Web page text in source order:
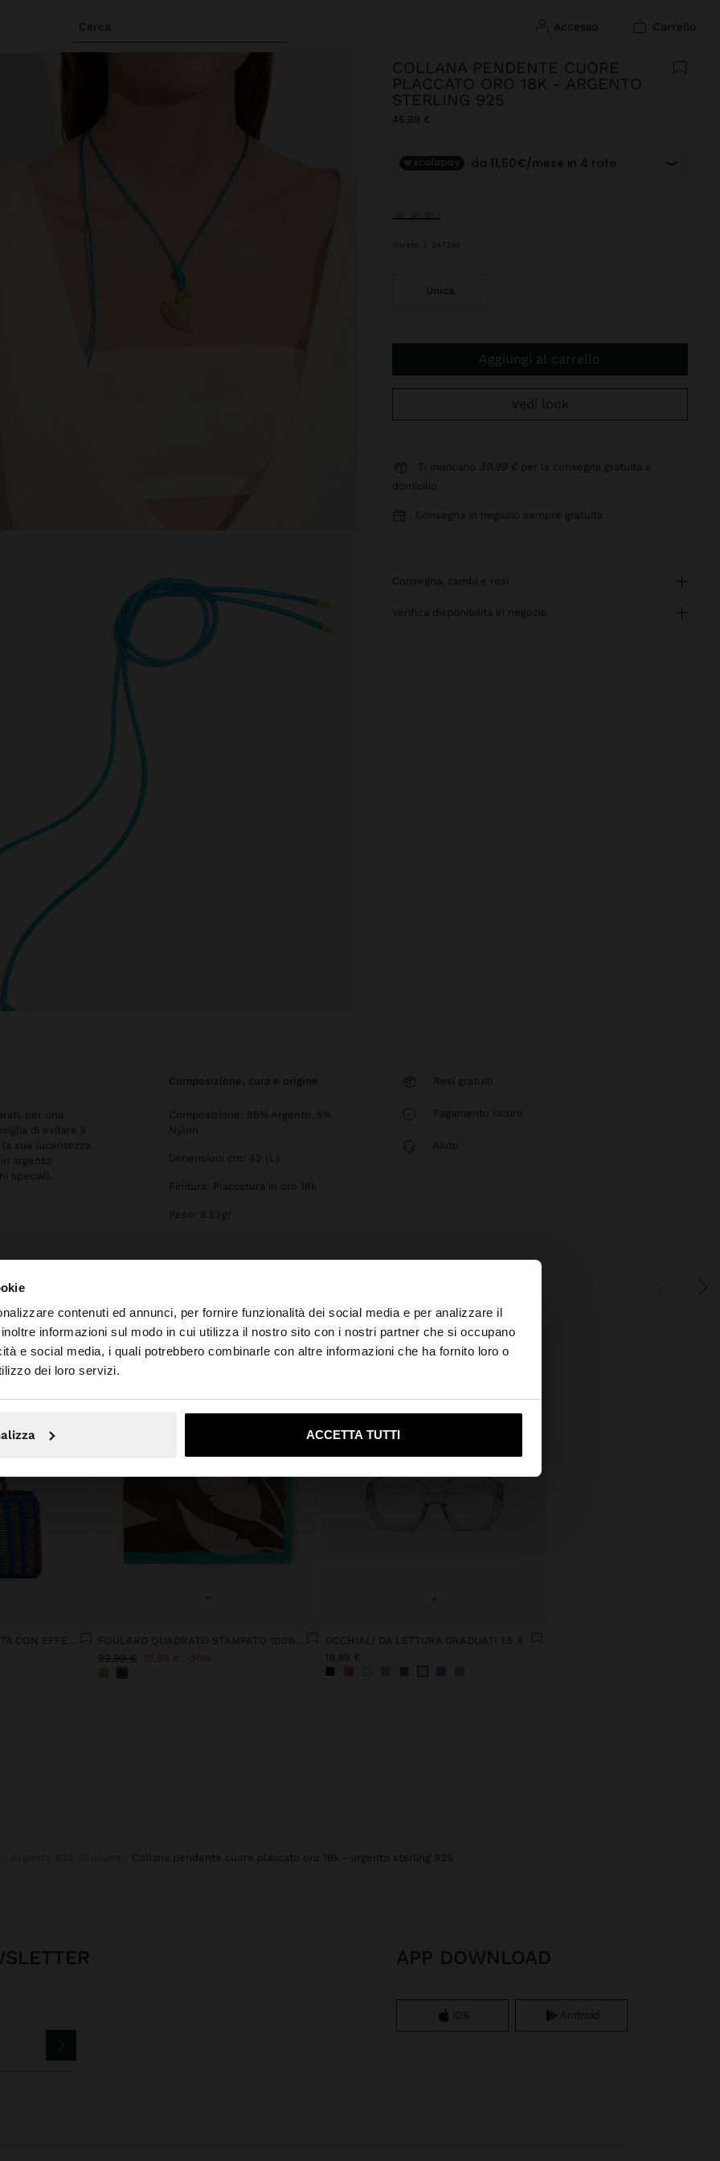
contenuti ed annunci, per fornire funzionalità dei social media e per analizzare il
informazioni sul modo in cui utilizza il nostro sito con i nostri partner che si occupano
e social media, i quali potrebbero combinarle con altre informazioni che ha fornito loro o
dei loro servizi.
ACCETTA TUTTI
Cerca accesso carrello
×
da Italia. Vuoi navigare sul nostro sito United States?
No, resta in Italia Sì, portami su United States
COLLANA PENDENTE CUORE
PLACCATO ORO 18K - ARGENTO
STERLING 925
45,99 €
Selezionato
Dorato 247284
Unica
Aggiungi al carrello
Vedi look
Ti mancano 39,99 € per la consegna gratuita a
domicilio
Consegna in negozio sempre gratuita
consegna, cambi e resi
verifica disponibilità in negozio
per una
di evitare il
sua lucentezza
argento
speciali.
composizione, cura e origine
Composizione: 95% Argento, 5%
Nylon
Dimensioni cm: 42 (L)
Finitura: Placcatura in oro 18k
Peso: 6.52gr
Resi gratuiti
Pagamento sicuro
Aiuto
+
22,99 € 15,99 € 30%
+
OCCHIALI DA LETTURA GRADUATI 1.5 X
19,99 €
collana pendente cuore placcato oro 18k - argento sterling 925
APP DOWNLOAD
iOS Android